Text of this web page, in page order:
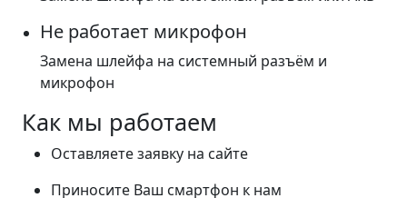
Не работает микрофон
Замена шлейфа на системный разъём и
микрофон
Как мы работаем
Оставляете заявку на сайте
Приносите Ваш смартфон к нам